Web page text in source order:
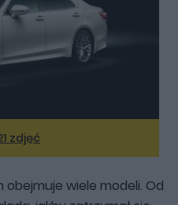
zdjęć
obejmuje wiele modeli. Od